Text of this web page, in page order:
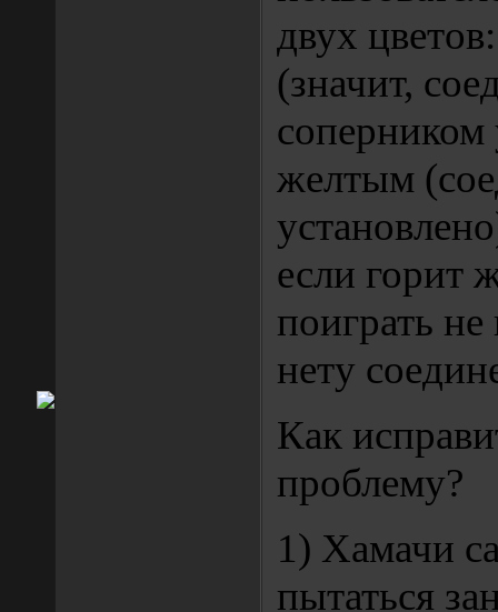
двух
(значит,
соперником
желтым
если горит
поиграть
нету
Как
проблему?
1) Хамачи
пытаться